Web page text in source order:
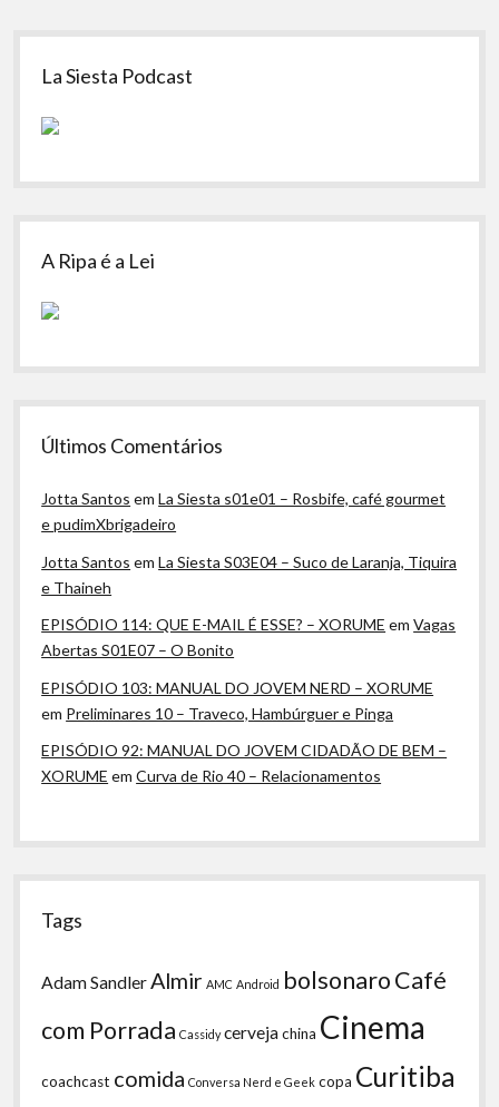
Sidebar
La Siesta Podcast
A Ripa é a Lei
Últimos Comentários
Jotta Santos emLa Siesta s01e01 – Rosbife, café gourmet
e pudimXbrigadeiro
Jotta Santos emLa Siesta S03E04 – Suco de Laranja, Tiquira
e Thaineh
EPISÓDIO 114: QUE E-MAIL É ESSE? – XORUME emVagas
Abertas S01E07 – O Bonito
EPISÓDIO 103: MANUAL DO JOVEM NERD – XORUME
em Preliminares 10 – Traveco, Hambúrguer e Pinga
EPISÓDIO 92: MANUAL DO JOVEM CIDADÃO DE BEM –
XORUME emCurva de Rio 40 – Relacionamentos
Tags
Adam Sandler Almir AMC Android bolsonaroCafé
com Porrada Cassidy cervejachina Cinema
coachcast comida Conversa Nerd e Geek copa Curitiba